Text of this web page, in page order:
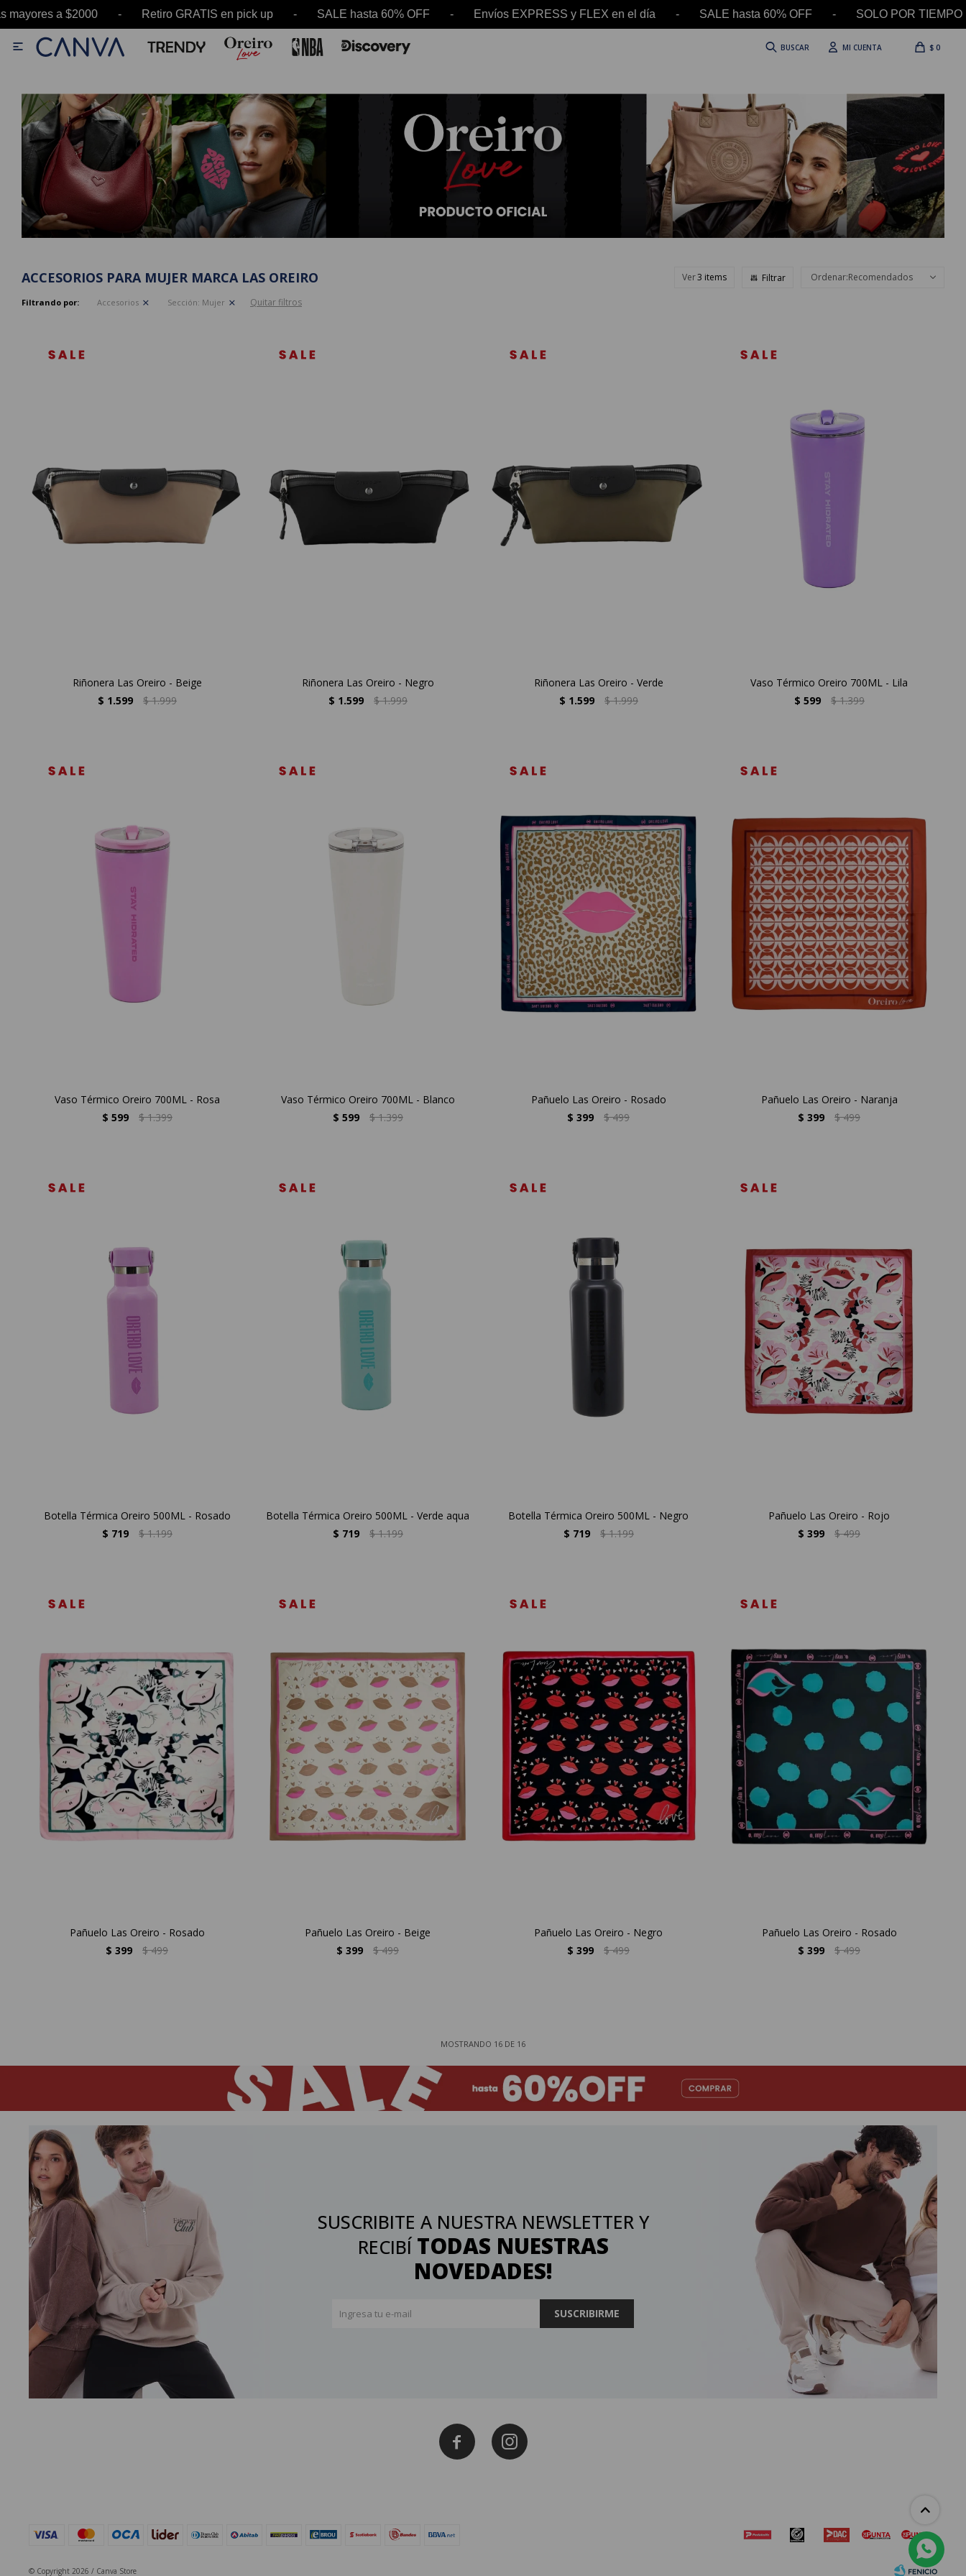
a $2000 - Retiro GRATIS en pick up - SALE hasta 60% OFF - Envíos EXPRESS y FLEX en el día - SALE hasta 60% OFF - SOLO POR TIEMPO
$ 0

ACCESORIOS PARA MUJER MARCA LAS OREIRO Ver Recomendados
Filtrando por: Accesorios Sección: Mujer Quitar filtros
Riñonera Las Oreiro - Beige
$ 1.599 $ 1.999
Riñonera Las Oreiro - Negro
$ 1.599 $ 1.999
Riñonera Las Oreiro - Verde
$ 1.599 $ 1.999
Vaso Térmico Oreiro 700ML - Lila
$ 599 $ 1.399
Vaso Térmico Oreiro 700ML - Rosa
$ 599 $ 1.399
Vaso Térmico Oreiro 700ML - Blanco
$ 599 $ 1.399
Pañuelo Las Oreiro - Rosado
$ 399 $ 499
Pañuelo Las Oreiro - Naranja
$ 399 $ 499
Botella Térmica Oreiro 500ML - Rosado
$ 719 $ 1.199
Botella Térmica Oreiro 500ML - Verde aqua
$ 719 $ 1.199
Botella Térmica Oreiro 500ML - Negro
$ 719 $ 1.199
Pañuelo Las Oreiro - Rojo
$ 399 $ 499
Pañuelo Las Oreiro - Rosado
$ 399 $ 499
Pañuelo Las Oreiro - Beige
$ 399 $ 499
Pañuelo Las Oreiro - Negro
$ 399 $ 499
Pañuelo Las Oreiro - Rosado
$ 399 $ 499
MOSTRANDO 16 DE 16
SUSCRIBITE A NUESTRA NEWSLETTER Y
RECIBÍ TODAS NUESTRAS
NOVEDADES!
SUSCRIBIRME
 
© Copyright 2026 / Canva Store